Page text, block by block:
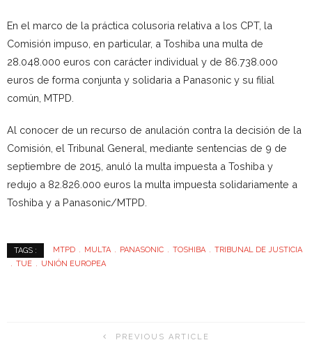
En el marco de la práctica colusoria relativa a los CPT, la
Comisión impuso, en particular, a Toshiba una multa de
28.048.000 euros con carácter individual y de 86.738.000
euros de forma conjunta y solidaria a Panasonic y su filial
común, MTPD.
Al conocer de un recurso de anulación contra la decisión de la
Comisión, el Tribunal General, mediante sentencias de 9 de
septiembre de 2015, anuló la multa impuesta a Toshiba y
redujo a 82.826.000 euros la multa impuesta solidariamente a
Toshiba y a Panasonic/MTPD.
TAGS : MTPD MULTA PANASONIC TOSHIBA
TRIBUNAL DE JUSTICIA
TUE
UNIÓN EUROPEA
PREVIOUS ARTICLE